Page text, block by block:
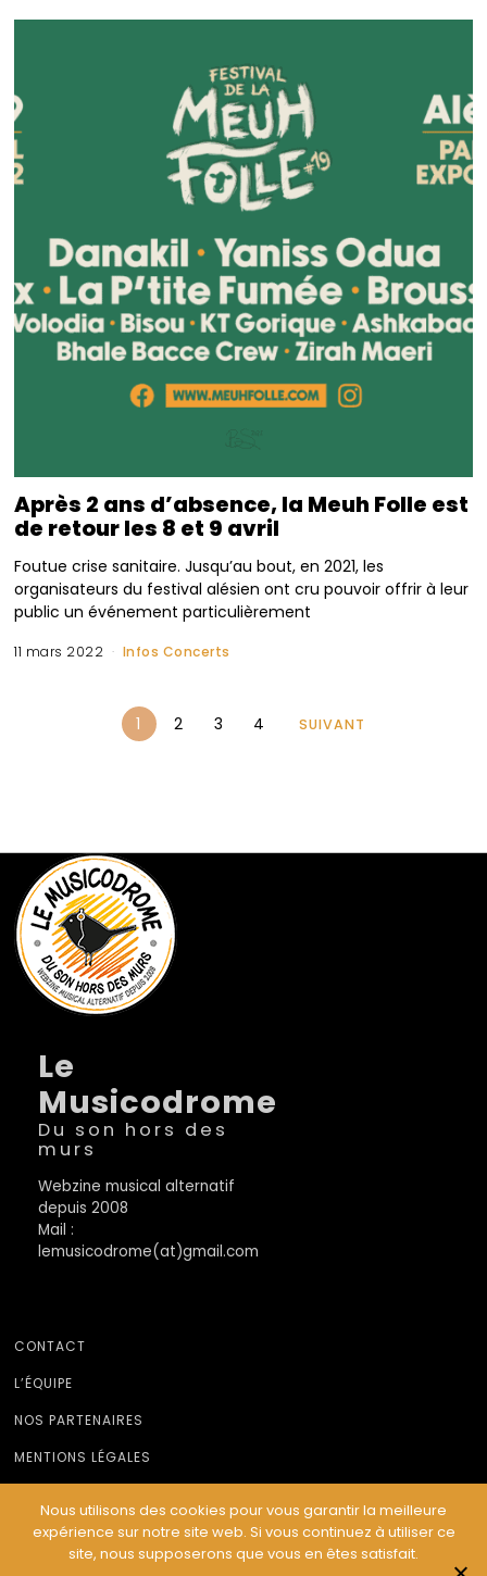
Après 2 ans d’absence, la Meuh Folle est
de retour les 8 et 9 avril
Foutue crise sanitaire. Jusqu’au bout, en 2021, les
organisateurs du festival alésien ont cru pouvoir offrir à leur
public un événement particulièrement
11 mars 2022 Infos Concerts
1 2 3 4 SUIVANT
Le
Musicodrome
Du son hors des
murs
Webzine musical alternatif
depuis 2008
Mail :
lemusicodrome(at)gmail.com
CONTACT
L’ÉQUIPE
NOS PARTENAIRES
MENTIONS LÉGALES
© Le Musicodrome 2022 - Webdesign :Cereal Concept
Nous utilisons des cookies pour vous garantir la meilleure
expérience sur notre site web. Si vous continuez à utiliser ce
site, nous supposerons que vous en êtes satisfait.